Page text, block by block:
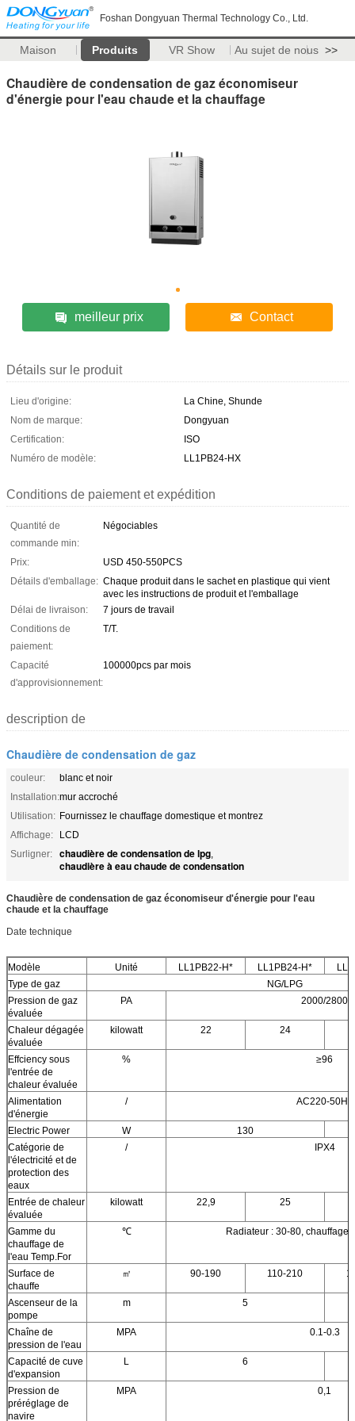
Foshan Dongyuan Thermal Technology Co., Ltd.
Maison Produits VR Show Au sujet de nous >>
Chaudière de condensation de gaz économiseur
d'énergie pour l'eau chaude et la chauffage
meilleur prix Contact
Détails sur le produit
Lieu d'origine:
La Chine, Shunde
Nom de marque:
Dongyuan
Certification:
ISO
Numéro de modèle:
LL1PB24-HX
Conditions de paiement et expédition
Quantité de
commande min:
Négociables
Prix:
USD 450-550PCS
Détails d'emballage: Chaque produit dans le sachet en plastique qui vient
avec les instructions de produit et l'emballage
Délai de livraison:
7 jours de travail
Conditions de
paiement:
T/T.
Capacité
d'approvisionnement:
100000pcs par mois
description de
Chaudière de condensation de gaz
couleur:
blanc et noir
Installation:mur accroché
Utilisation: Fournissez le chauffage domestique et montrez
Affichage:
LCD
Surligner:
chaudière de condensation de lpg,
chaudière à eau chaude de condensation
Chaudière de condensation de gaz économiseur d'énergie pour l'eau
chaude et la chauffage
Date technique
Modèle Unité LL1PB22-H* LL1PB24-H*
Type de gaz
NG/LPG
Pression de gaz
évaluée
PA 2000/2800
Chaleur dégagée
évaluée
kilowatt 22 24
Effciency sous
l'entrée de
chaleur évaluée
% ≥96
Alimentation
d'énergie
/ AC220-50Hz
Electric Power W
130
Catégorie de
l'électricité et de
protection des
eaux
/ IPX4
Entrée de chaleur
évaluée
kilowatt 22,9 25
Gamme du
chauffage de
l'eau Temp.For
℃ Radiateur : 30-80, chauffage
Surface de
chauffe
㎡ 90-190 110-210
Ascenseur de la
pompe
m 5
Chaîne de
pression de l'eau
MPA 0.1-0.3
Capacité de cuve
d'expansion
L 6
Pression de
préréglage de
navire
MPA 0,1